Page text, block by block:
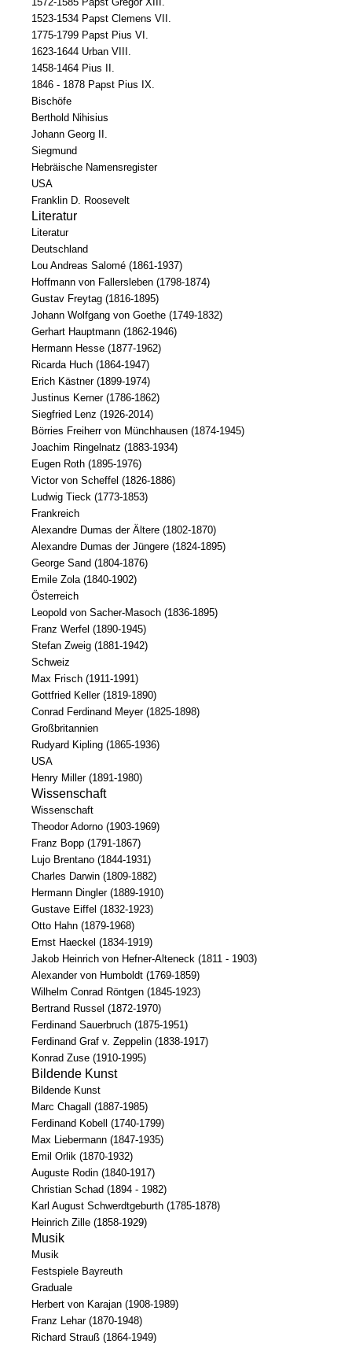
1523-1534 Papst Clemens VII.
1775-1799 Papst Pius VI.
1623-1644 Urban VIII.
1458-1464 Pius II.
1846 - 1878 Papst Pius IX.
Bischöfe
Berthold Nihisius
Johann Georg II.
Siegmund
Hebräische Namensregister
USA
Franklin D. Roosevelt
Literatur
Literatur
Deutschland
Lou Andreas Salomé (1861-1937)
Hoffmann von Fallersleben (1798-1874)
Gustav Freytag (1816-1895)
Johann Wolfgang von Goethe (1749-1832)
Gerhart Hauptmann (1862-1946)
Hermann Hesse (1877-1962)
Ricarda Huch (1864-1947)
Erich Kästner (1899-1974)
Justinus Kerner (1786-1862)
Siegfried Lenz (1926-2014)
Börries Freiherr von Münchhausen (1874-1945)
Joachim Ringelnatz (1883-1934)
Eugen Roth (1895-1976)
Victor von Scheffel (1826-1886)
Ludwig Tieck (1773-1853)
Frankreich
Alexandre Dumas der Ältere (1802-1870)
Alexandre Dumas der Jüngere (1824-1895)
George Sand (1804-1876)
Emile Zola (1840-1902)
Österreich
Leopold von Sacher-Masoch (1836-1895)
Franz Werfel (1890-1945)
Stefan Zweig (1881-1942)
Schweiz
Max Frisch (1911-1991)
Gottfried Keller (1819-1890)
Conrad Ferdinand Meyer (1825-1898)
Großbritannien
Rudyard Kipling (1865-1936)
USA
Henry Miller (1891-1980)
Wissenschaft
Wissenschaft
Theodor Adorno (1903-1969)
Franz Bopp (1791-1867)
Lujo Brentano (1844-1931)
Charles Darwin (1809-1882)
Hermann Dingler (1889-1910)
Gustave Eiffel (1832-1923)
Otto Hahn (1879-1968)
Ernst Haeckel (1834-1919)
Jakob Heinrich von Hefner-Alteneck (1811 - 1903)
Alexander von Humboldt (1769-1859)
Wilhelm Conrad Röntgen (1845-1923)
Bertrand Russel (1872-1970)
Ferdinand Sauerbruch (1875-1951)
Ferdinand Graf v. Zeppelin (1838-1917)
Konrad Zuse (1910-1995)
Bildende Kunst
Bildende Kunst
Marc Chagall (1887-1985)
Ferdinand Kobell (1740-1799)
Max Liebermann (1847-1935)
Emil Orlik (1870-1932)
Auguste Rodin (1840-1917)
Christian Schad (1894 - 1982)
Karl August Schwerdtgeburth (1785-1878)
Heinrich Zille (1858-1929)
Musik
Musik
Festspiele Bayreuth
Graduale
Herbert von Karajan (1908-1989)
Franz Lehar (1870-1948)
Richard Strauß (1864-1949)